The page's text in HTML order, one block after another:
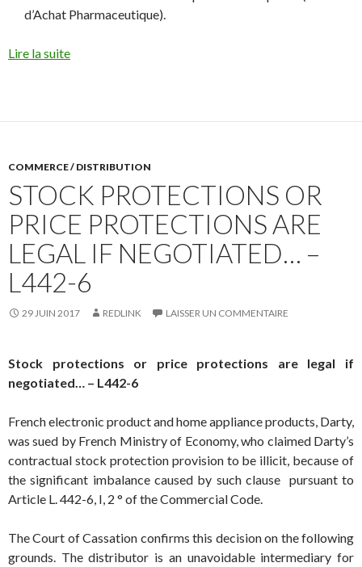
d’Achat Pharmaceutique).
Lire la suite
COMMERCE / DISTRIBUTION
STOCK PROTECTIONS OR
PRICE PROTECTIONS ARE
LEGAL IF NEGOTIATED… –
L442-6
29 JUIN 2017 REDLINK LAISSER UN COMMENTAIRE
Stock protections or price protections are legal if
negotiated… – L442-6
French electronic product and home appliance products, Darty,
was sued by French Ministry of Economy, who claimed Darty’s
contractual stock protection provision to be illicit, because of
the significant imbalance caused by such clause pursuant to
Article L. 442-6, I, 2 ° of the Commercial Code.
The Court of Cassation confirms this decision on the following
grounds. The distributor is an unavoidable intermediary for